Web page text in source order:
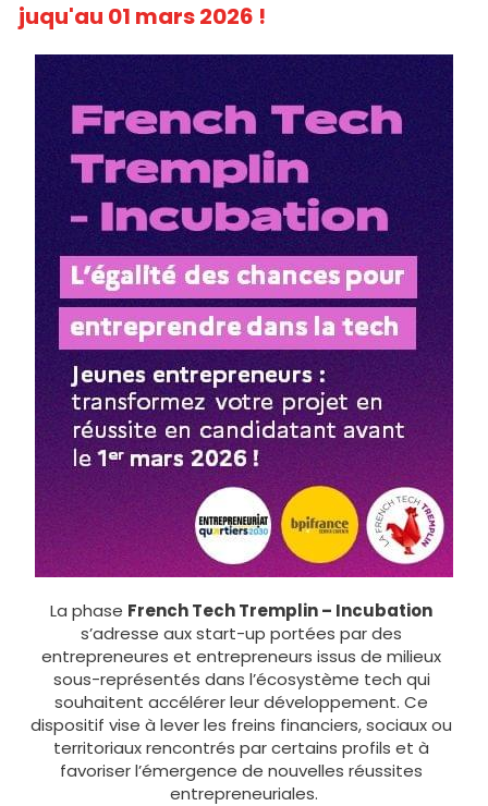
juqu'au 01 mars 2026 !
La phase French Tech Tremplin – Incubation
s’adresse aux start-up portées par des
entrepreneures et entrepreneurs issus de milieux
sous-représentés dans l’écosystème tech qui
souhaitent accélérer leur développement. Ce
dispositif vise à lever les freins financiers, sociaux ou
territoriaux rencontrés par certains profils et à
favoriser l’émergence de nouvelles réussites
entrepreneuriales.